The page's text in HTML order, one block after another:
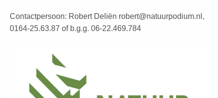
Contactpersoon: Robert Deliën robert@natuurpodium.nl,
0164-25.63.87 of b.g.g. 06-22.469.784